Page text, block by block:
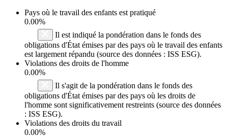
Pays où le travail des enfants est pratiqué
0.00%
Il est indiqué la pondération dans le fonds des
obligations d'État émises par des pays où le travail des enfants
est largement répandu (source des données : ISS ESG).
Violations des droits de l'homme
0.00%
Il s'agit de la pondération dans le fonds des
obligations d'État émises par des pays où les droits de
l'homme sont significativement restreints (source des données
: ISS ESG).
Violations des droits du travail
0.00%